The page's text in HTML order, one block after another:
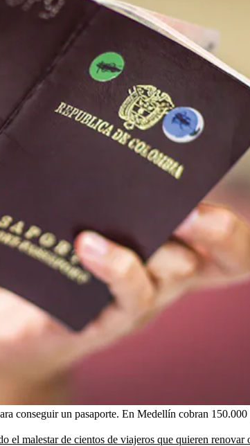
conseguir un pasaporte. En Medellín cobran
el malestar de cientos de viajeros que quieren